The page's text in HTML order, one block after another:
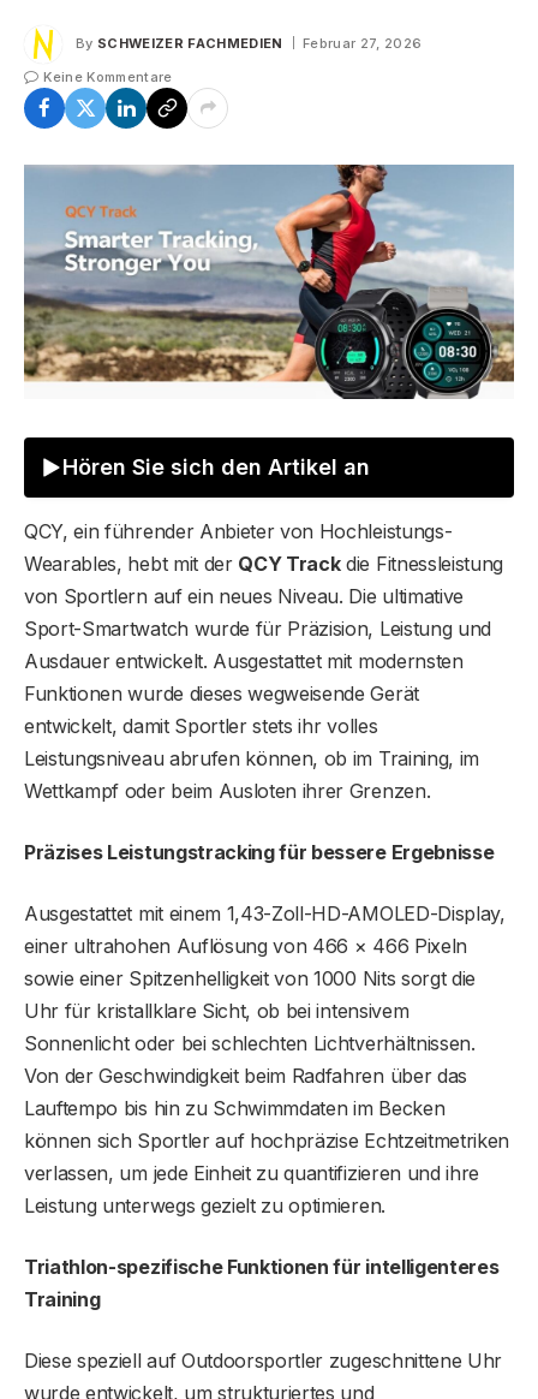
By SCHWEIZER FACHMEDIEN
Februar 27, 2026
Keine Kommentare
Hören Sie sich den Artikel an
QCY, ein führender Anbieter von Hochleistungs-
Wearables, hebt mit der QCY Trackdie Fitnessleistung
von Sportlern auf ein neues Niveau. Die ultimative
Sport-Smartwatch wurde für Präzision, Leistung und
Ausdauer entwickelt. Ausgestattet mit modernsten
Funktionen wurde dieses wegweisende Gerät
entwickelt, damit Sportler stets ihr volles
Leistungsniveau abrufen können, ob im Training, im
Wettkampf oder beim Ausloten ihrer Grenzen.
Präzises Leistungstracking für bessere Ergebnisse
Ausgestattet mit einem 1,43-Zoll-HD-AMOLED-Display,
einer ultrahohen Auflösung von 466 × 466 Pixeln
sowie einer Spitzenhelligkeit von 1000 Nits sorgt die
Uhr für kristallklare Sicht, ob bei intensivem
Sonnenlicht oder bei schlechten Lichtverhältnissen.
Von der Geschwindigkeit beim Radfahren über das
Lauftempo bis hin zu Schwimmdaten im Becken
können sich Sportler auf hochpräzise Echtzeitmetriken
verlassen, um jede Einheit zu quantifizieren und ihre
Leistung unterwegs gezielt zu optimieren.
Triathlon-spezifische Funktionen für intelligenteres
Training
Diese speziell auf Outdoorsportler zugeschnittene Uhr
wurde entwickelt, um strukturiertes und